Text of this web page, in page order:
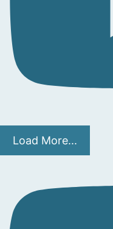
Load More...